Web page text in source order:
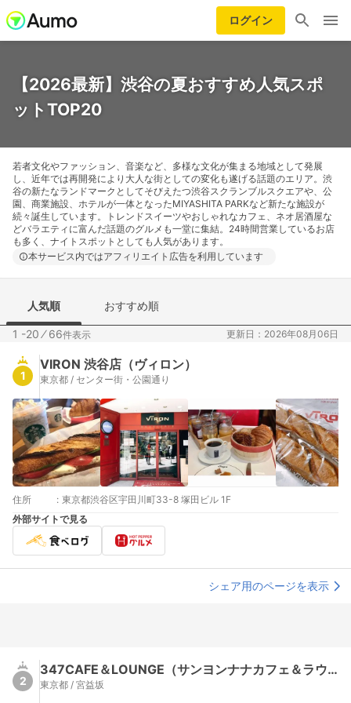
ログイン
【2026最新】渋谷の夏おすすめ人気スポ
ットTOP20
若者文化やファッション、音楽など、多様な文化が集まる地域として発展
し、近年では再開発により大人な街としての変化も遂げる話題のエリア。渋
谷の新たなランドマークとしてそびえたつ渋谷スクランブルスクエアや、公
園、商業施設、ホテルが一体となったMIYASHITA PARKなど新たな施設が
続々誕生しています。トレンドスイーツやおしゃれなカフェ、ネオ居酒屋な
どバラエティに富んだ話題のグルメも一堂に集結。24時間営業しているお店
も多く、ナイトスポットとしても人気があります。
本サービス内ではアフィリエイト広告を利用しています
人気順 おすすめ順
1 -20 ⁄66件表示 更新日：2026年08月06日
1
VIRON 渋谷店（ヴィロン）
東京都 / センター街・公園通り
住所 : 東京都渋谷区宇田川町33-8 塚田ビル 1F
外部サイトで見る
シェア用のページを表示
2
347CAFE＆LOUNGE（サンヨンナナカフェ＆ラウンジ）
東京都 / 宮益坂